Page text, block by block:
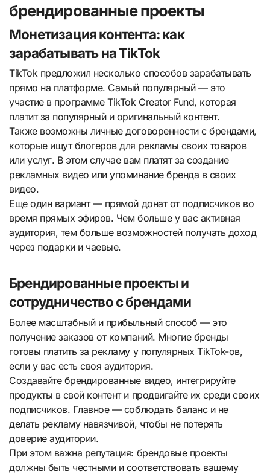
брендированные проекты
Монетизация контента: как
зарабатывать на TikTok
TikTok предложил несколько способов зарабатывать
прямо на платформе. Самый популярный — это
участие в программе TikTok Creator Fund, которая
платит за популярный и оригинальный контент.
Также возможны личные договоренности с брендами,
которые ищут блогеров для рекламы своих товаров
или услуг. В этом случае вам платят за создание
рекламных видео или упоминание бренда в своих
видео.
Еще один вариант — прямой донат от подписчиков во
время прямых эфиров. Чем больше у вас активная
аудитория, тем больше возможностей получать доход
через подарки и чаевые.
Брендированные проекты и
сотрудничество с брендами
Более масштабный и прибыльный способ — это
получение заказов от компаний. Многие бренды
готовы платить за рекламу у популярных TikTok-ов,
если у вас есть своя аудитория.
Создавайте брендированные видео, интегрируйте
продукты в свой контент и продвигайте их среди своих
подписчиков. Главное — соблюдать баланс и не
делать рекламу навязчивой, чтобы не потерять
доверие аудитории.
При этом важна репутация: брендовые проекты
должны быть честными и соответствовать вашему